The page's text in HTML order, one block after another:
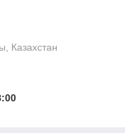
Казахстан